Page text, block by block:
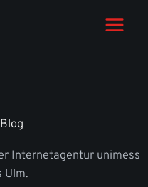
Internetagentur unimess
Ulm.